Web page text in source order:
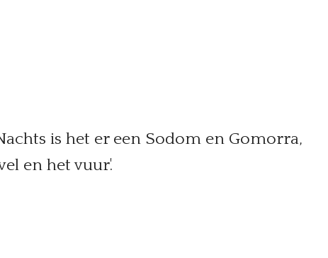
is het er een Sodom en Gomorra,
en het vuur'.